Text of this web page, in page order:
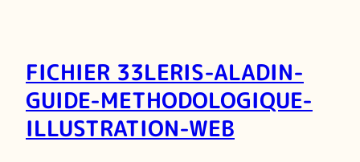
FICHIER 33LERIS-ALADIN-
GUIDE-METHODOLOGIQUE-
ILLUSTRATION-WEB